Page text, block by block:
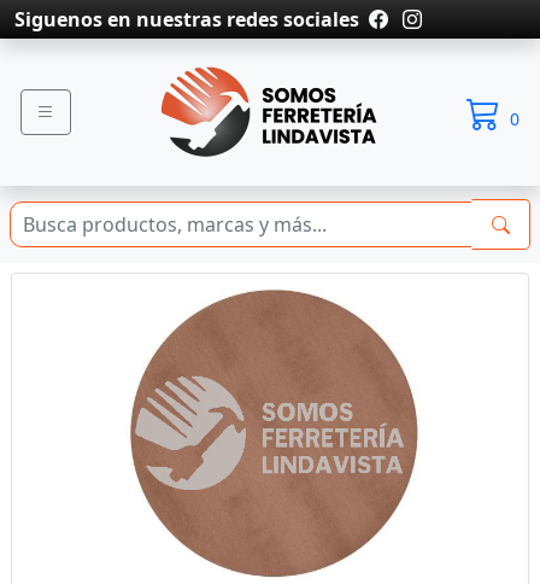
Siguenos en nuestras redes sociales
0